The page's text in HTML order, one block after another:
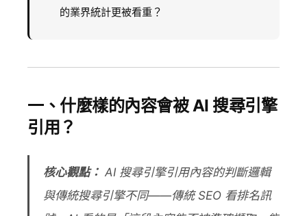
的業界統計更被看重？
一、什麼樣的內容會被 AI 搜尋引擎
引用？
核心觀點： AI 搜尋引擎引用內容的判斷邏輯
與傳統搜尋引擎不同——傳統 SEO 看排名訊